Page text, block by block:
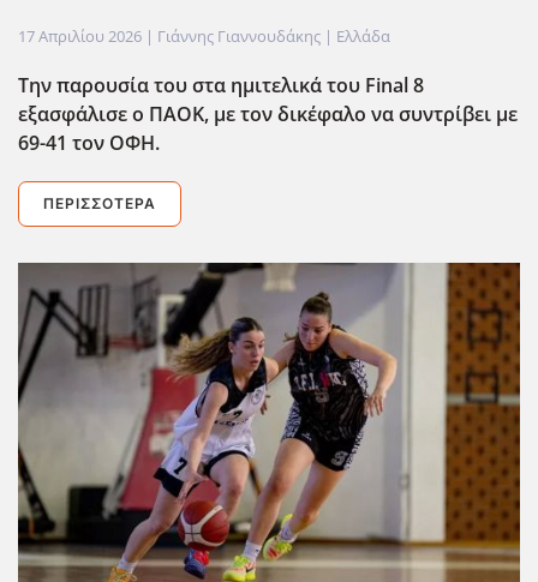
17 Απριλίου 2026 | Γιάννης Γιαννουδάκης | Ελλάδα
Την παρουσία του στα ημιτελικά του Final 8
εξασφάλισε ο ΠΑΟΚ, με τον δικέφαλο να συντρίβει με
69-41 τον ΟΦΗ.
ΠΕΡΙΣΣΌΤΕΡΑ